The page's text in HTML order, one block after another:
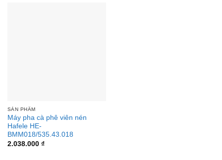
SẢN PHẨM
Máy pha cà phê viên nén
Hafele HE-
BMM018/535.43.018
2.038.000 ₫